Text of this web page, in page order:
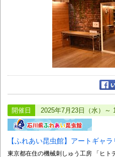
開催日 2025年7月23日（水）～
【ふれあい昆虫館】アートギャ
東京都在住の機械刺しゅう工房 「ヒト